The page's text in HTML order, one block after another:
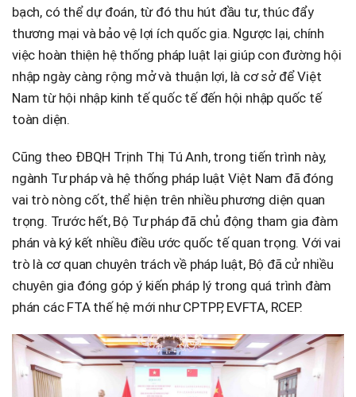
bạch, có thể dự đoán, từ đó thu hút đầu tư, thúc đẩy
thương mại và bảo vệ lợi ích quốc gia. Ngược lại, chính
việc hoàn thiện hệ thống pháp luật lại giúp con đường hội
nhập ngày càng rộng mở và thuận lợi, là cơ sở để Việt
Nam từ hội nhập kinh tế quốc tế đến hội nhập quốc tế
toàn diện.
Cũng theo ĐBQH Trịnh Thị Tú Anh, trong tiến trình này,
ngành Tư pháp và hệ thống pháp luật Việt Nam đã đóng
vai trò nòng cốt, thể hiện trên nhiều phương diện quan
trọng. Trước hết, Bộ Tư pháp đã chủ động tham gia đàm
phán và ký kết nhiều điều ước quốc tế quan trọng. Với vai
trò là cơ quan chuyên trách về pháp luật, Bộ đã cử nhiều
chuyên gia đóng góp ý kiến pháp lý trong quá trình đàm
phán các FTA thế hệ mới như CPTPP, EVFTA, RCEP.